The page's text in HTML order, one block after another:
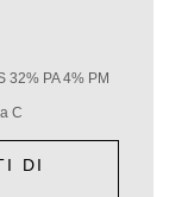
32% PA 4% PM
C
DI